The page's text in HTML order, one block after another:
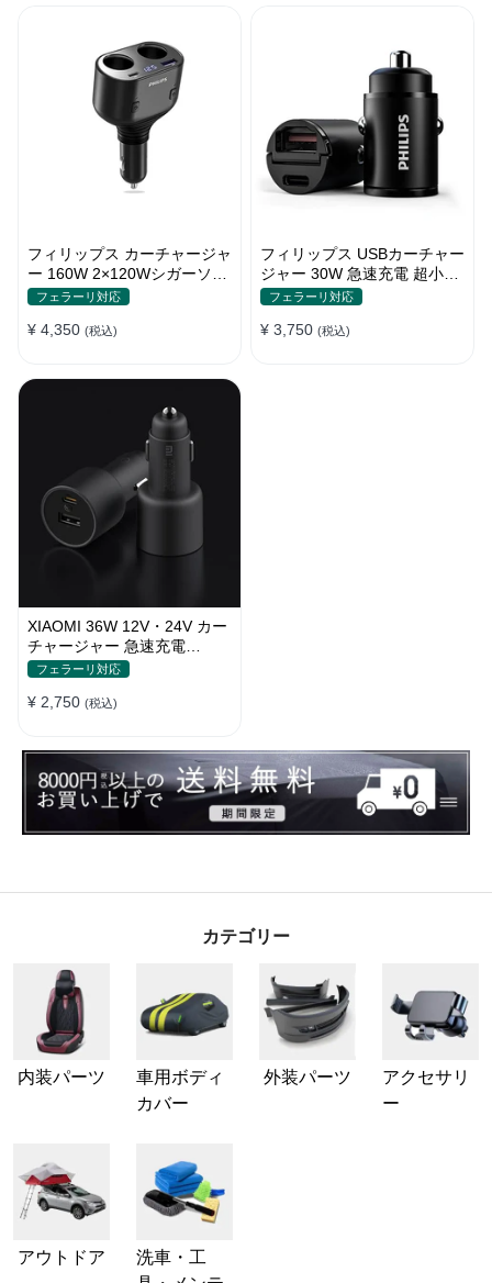
フィリップス カーチャージャ
ー 160W 2×120Wシガーソケ
ット おしゃれ
フェラーリ対応
¥ 4,350 (税込)
フィリップス USBカーチャー
ジャー 30W 急速充電 超小型
設計 おしゃれ シガーソケッ
フェラーリ対応
¥ 3,750 (税込)
XIAOMI 36W 12V・24V カー
チャージャー 急速充電
QC3.0 LEDライト コンパク
フェラーリ対応
¥ 2,750 (税込)
カテゴリー
内装パーツ
車用ボディ
カバー
外装パーツ
アクセサリ
ー
アウトドア
洗車・工